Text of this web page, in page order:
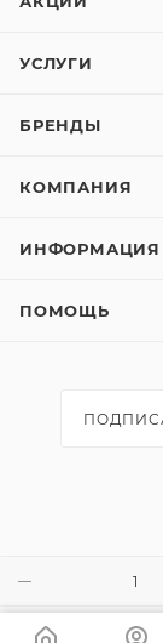
УСЛУГИ
БРЕНДЫ
КОМПАНИЯ
ИНФОРМАЦИЯ
ПОМОЩЬ